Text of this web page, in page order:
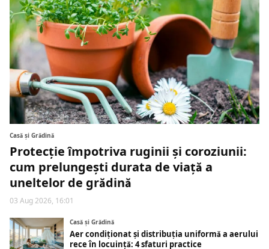
Casă și Grădină
Protecție împotriva ruginii și coroziunii:
cum prelungești durata de viață a
uneltelor de grădină
03 Aug 2026, 16:01
Casă și Grădină
Aer condiționat și distribuția uniformă a aerului
rece în locuință: 4 sfaturi practice